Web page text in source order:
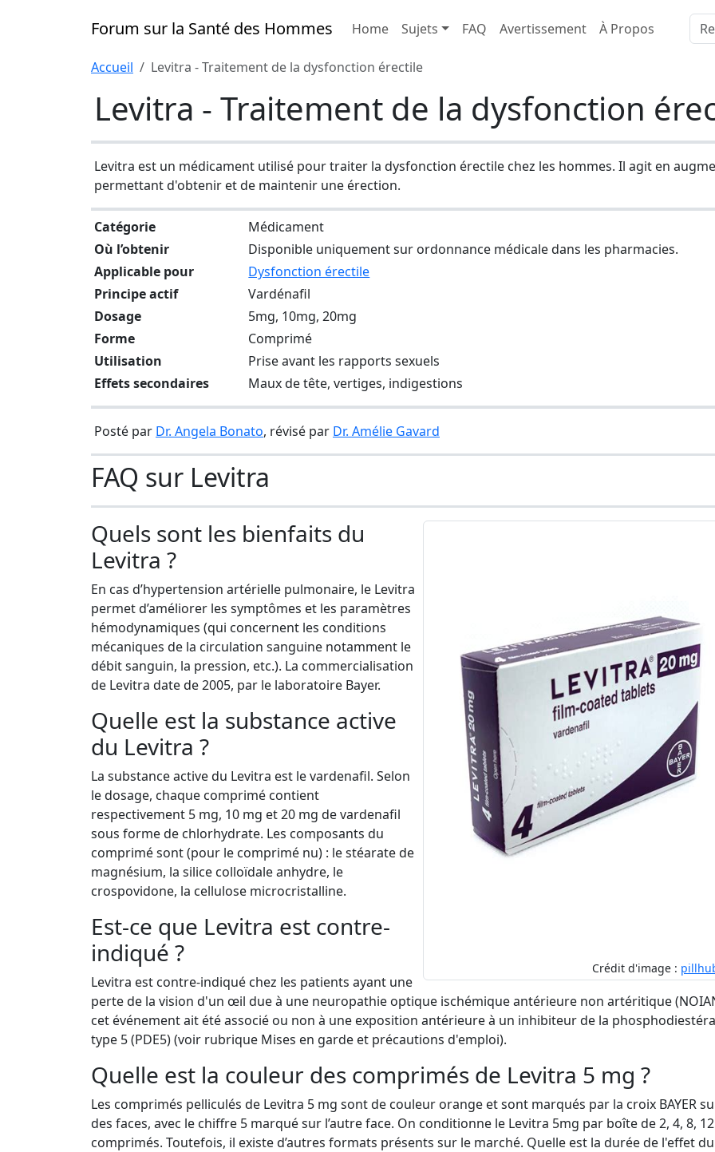
Forum sur la Santé des Hommes Home Sujets FAQ Avertissement À Propos
Accueil Levitra - Traitement de la dysfonction érectile
Levitra - Traitement de la dysfonction
Levitra est un médicament utilisé pour traiter la dysfonction érectile chez les hommes. Il agit en
permettant d'obtenir et de maintenir une érection.
Catégorie
Médicament
Où l’obtenir
Disponible uniquement sur ordonnance médicale dans les pharmacies.
Applicable pour
Dysfonction érectile
Principe actif
Vardénafil
Dosage
5mg, 10mg, 20mg
Forme
Comprimé
Utilisation
Prise avant les rapports sexuels
Effets secondaires
Maux de tête, vertiges, indigestions
Posté par Dr. Angela Bonato, révisé par Dr. Amélie Gavard
FAQ sur Levitra
Crédit d'image :
Quels sont les bienfaits du
Levitra ?
En cas d’hypertension artérielle pulmonaire, le Levitra
permet d’améliorer les symptômes et les paramètres
hémodynamiques (qui concernent les conditions
mécaniques de la circulation sanguine notamment le
débit sanguin, la pression, etc.). La commercialisation
de Levitra date de 2005, par le laboratoire Bayer.
Quelle est la substance active
du Levitra ?
La substance active du Levitra est le vardenafil. Selon
le dosage, chaque comprimé contient
respectivement 5 mg, 10 mg et 20 mg de vardenafil
sous forme de chlorhydrate. Les composants du
comprimé sont (pour le comprimé nu) : le stéarate de
magnésium, la silice colloïdale anhydre, le
crospovidone, la cellulose microcristalline.
Est-ce que Levitra est contre-
indiqué ?
Levitra est contre-indiqué chez les patients ayant une
perte de la vision d'un œil due à une neuropathie optique ischémique antérieure non artéritique
cet événement ait été associé ou non à une exposition antérieure à un inhibiteur de la
type 5 (PDE5) (voir rubrique Mises en garde et précautions d'emploi).
Quelle est la couleur des comprimés de Levitra 5 mg ?
Les comprimés pelliculés de Levitra 5 mg sont de couleur orange et sont marqués par la croix BAYER
des faces, avec le chiffre 5 marqué sur l’autre face. On conditionne le Levitra 5mg par boîte de 2, 4, 8,
comprimés. Toutefois, il existe d’autres formats présents sur le marché. Quelle est la durée de l'effet du